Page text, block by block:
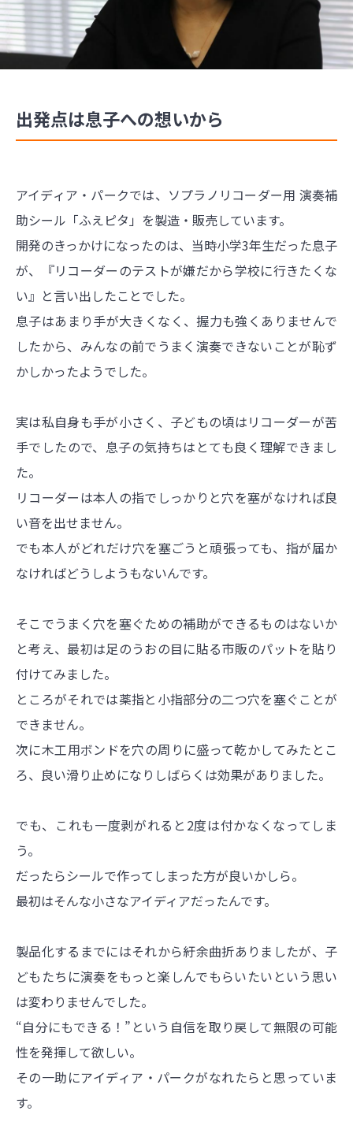
出発点は息子への想いから
アイディア・パークでは、ソプラノリコーダー用 演奏補
助シール「ふえピタ」を製造・販売しています。
開発のきっかけになったのは、当時小学3年生だった息子
が、『リコーダーのテストが嫌だから学校に行きたくな
い』と言い出したことでした。
息子はあまり手が大きくなく、握力も強くありませんで
したから、みんなの前でうまく演奏できないことが恥ず
かしかったようでした。
実は私自身も手が小さく、子どもの頃はリコーダーが苦
手でしたので、息子の気持ちはとても良く理解できまし
た。
リコーダーは本人の指でしっかりと穴を塞がなければ良
い音を出せません。
でも本人がどれだけ穴を塞ごうと頑張っても、指が届か
なければどうしようもないんです。
そこでうまく穴を塞ぐための補助ができるものはないか
と考え、最初は足のうおの目に貼る市販のパットを貼り
付けてみました。
ところがそれでは薬指と小指部分の二つ穴を塞ぐことが
できません。
次に木工用ボンドを穴の周りに盛って乾かしてみたとこ
ろ、良い滑り止めになりしばらくは効果がありました。
でも、これも一度剥がれると2度は付かなくなってしま
う。
だったらシールで作ってしまった方が良いかしら。
最初はそんな小さなアイディアだったんです。
製品化するまでにはそれから紆余曲折ありましたが、子
どもたちに演奏をもっと楽しんでもらいたいという思い
は変わりませんでした。
“自分にもできる！”という自信を取り戻して無限の可能
性を発揮して欲しい。
その一助にアイディア・パークがなれたらと思っていま
す。